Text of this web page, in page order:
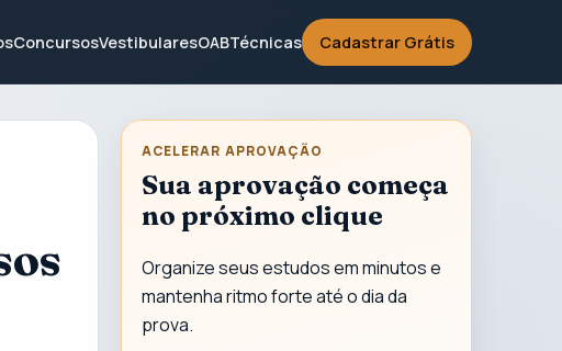
ConcursosVestibularesOABTécnicas Cadastrar Grátis
ACELERAR APROVAÇÃO
Sua aprovação começa
no próximo clique
Organize seus estudos em minutos e
mantenha ritmo forte até o dia da
prova.